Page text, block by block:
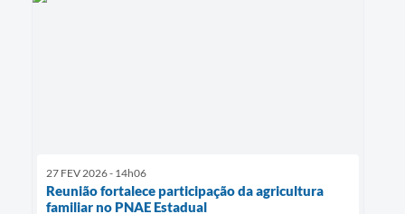
27 FEV 2026 - 14h06
Reunião fortalece participação da agricultura
familiar no PNAE Estadual